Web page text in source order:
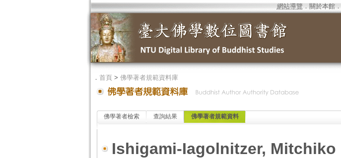
網站導覽 ． 關於本館．
． 首頁> 佛學著者規範資料庫
佛學著者檢索 查詢結果 佛學著者規範資料
Ishigami-Iagolnitzer, Mitchiko